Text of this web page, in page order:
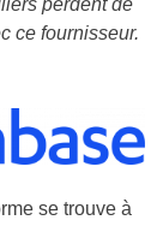
perdent de
ce fournisseur.
se trouve à